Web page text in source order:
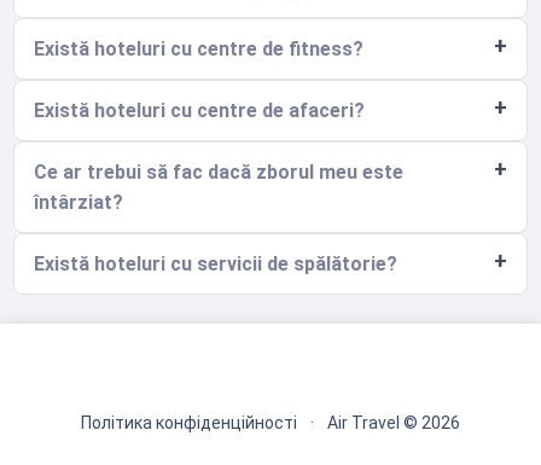
Există hoteluri cu centre de fitness?
Există hoteluri cu centre de afaceri?
Ce ar trebui să fac dacă zborul meu este
întârziat?
Există hoteluri cu servicii de spălătorie?
Політика конфіденційності · Air Travel © 2026